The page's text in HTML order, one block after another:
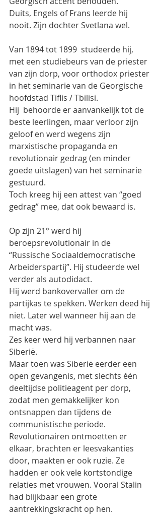
Duits, Engels of Frans leerde hij
nooit. Zijn dochter Svetlana wel.
Van 1894 tot 1899  studeerde hij,
met een studiebeurs van de priester
van zijn dorp, voor orthodox priester
in het seminarie van de Georgische
hoofdstad Tiflis / Tbilisi.
Hij  behoorde er aanvankelijk tot de
beste leerlingen, maar verloor zijn
geloof en werd wegens zijn
marxistische propaganda en
revolutionair gedrag (en minder
goede uitslagen) van het seminarie
gestuurd.
Toch kreeg hij een attest van “goed
gedrag” mee, dat ook bewaard is.
Op zijn 21° werd hij
beroepsrevolutionair in de
“Russische Sociaaldemocratische
Arbeiderspartij”. Hij studeerde wel
verder als autodidact.
Hij werd bankovervaller om de
partijkas te spekken. Werken deed hij
niet. Later wel wanneer hij aan de
macht was.
Zes keer werd hij verbannen naar
Siberië.
Maar toen was Siberië eerder een
open gevangenis, met slechts één
deeltijdse politieagent per dorp,
zodat men gemakkelijker kon
ontsnappen dan tijdens de
communistische periode.
Revolutionairen ontmoetten er
elkaar, brachten er leesvakanties
door, maakten er ook ruzie. Ze
hadden er ook vele kortstondige
relaties met vrouwen. Vooral Stalin
had blijkbaar een grote
aantrekkingskracht op hen.